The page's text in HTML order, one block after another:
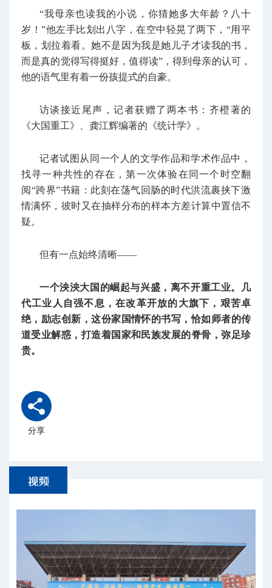
“我母亲也读我的小说，你猜她多大年龄？八十
岁！”他左手比划出八字，在空中轻晃了两下，“用平
板，划拉着看。她不是因为我是她儿子才读我的书，
而是真的觉得写得挺好，值得读”，得到母亲的认可，
他的语气里有着一份孩提式的自豪。
访谈接近尾声，记者获赠了两本书：齐橙著的
《大国重工》、龚江辉编著的《统计学》。
记者试图从同一个人的文学作品和学术作品中，
找寻一种共性的存在，第一次体验在同一个时空翻
阅“跨界”书籍：此刻在荡气回肠的时代洪流裹挟下激
情满怀，彼时又在抽样分布的样本方差计算中置信不
疑。
但有一点始终清晰——
一个泱泱大国的崛起与兴盛，离不开重工业。几
代工业人自强不息，在改革开放的大旗下，艰苦卓
绝，励志创新，这份家国情怀的书写，恰如师者的传
道受业解惑，打造着国家和民族发展的脊骨，弥足珍
贵。
分享